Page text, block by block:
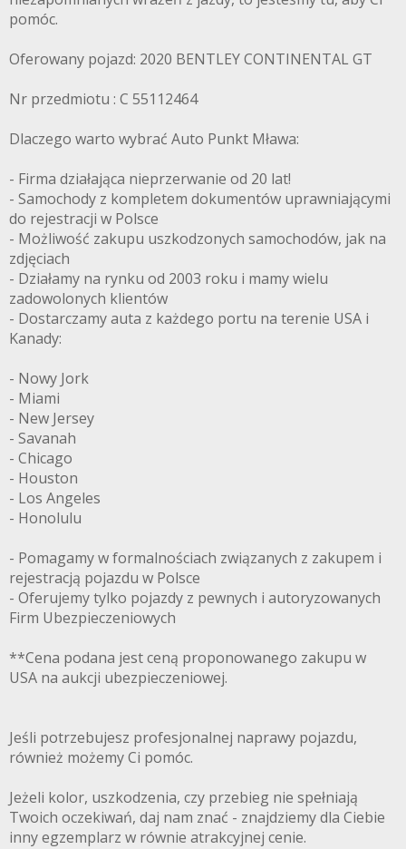
pomóc.
Oferowany pojazd: 2020 BENTLEY CONTINENTAL GT
Nr przedmiotu : C 55112464
Dlaczego warto wybrać Auto Punkt Mława:
- Firma działająca nieprzerwanie od 20 lat!
- Samochody z kompletem dokumentów uprawniającymi
do rejestracji w Polsce
- Możliwość zakupu uszkodzonych samochodów, jak na
zdjęciach
- Działamy na rynku od 2003 roku i mamy wielu
zadowolonych klientów
- Dostarczamy auta z każdego portu na terenie USA i
Kanady:
- Nowy Jork
- Miami
- New Jersey
- Savanah
- Chicago
- Houston
- Los Angeles
- Honolulu
- Pomagamy w formalnościach związanych z zakupem i
rejestracją pojazdu w Polsce
- Oferujemy tylko pojazdy z pewnych i autoryzowanych
Firm Ubezpieczeniowych
**Cena podana jest ceną proponowanego zakupu w
USA na aukcji ubezpieczeniowej.
Jeśli potrzebujesz profesjonalnej naprawy pojazdu,
również możemy Ci pomóc.
Jeżeli kolor, uszkodzenia, czy przebieg nie spełniają
Twoich oczekiwań, daj nam znać - znajdziemy dla Ciebie
inny egzemplarz w równie atrakcyjnej cenie.